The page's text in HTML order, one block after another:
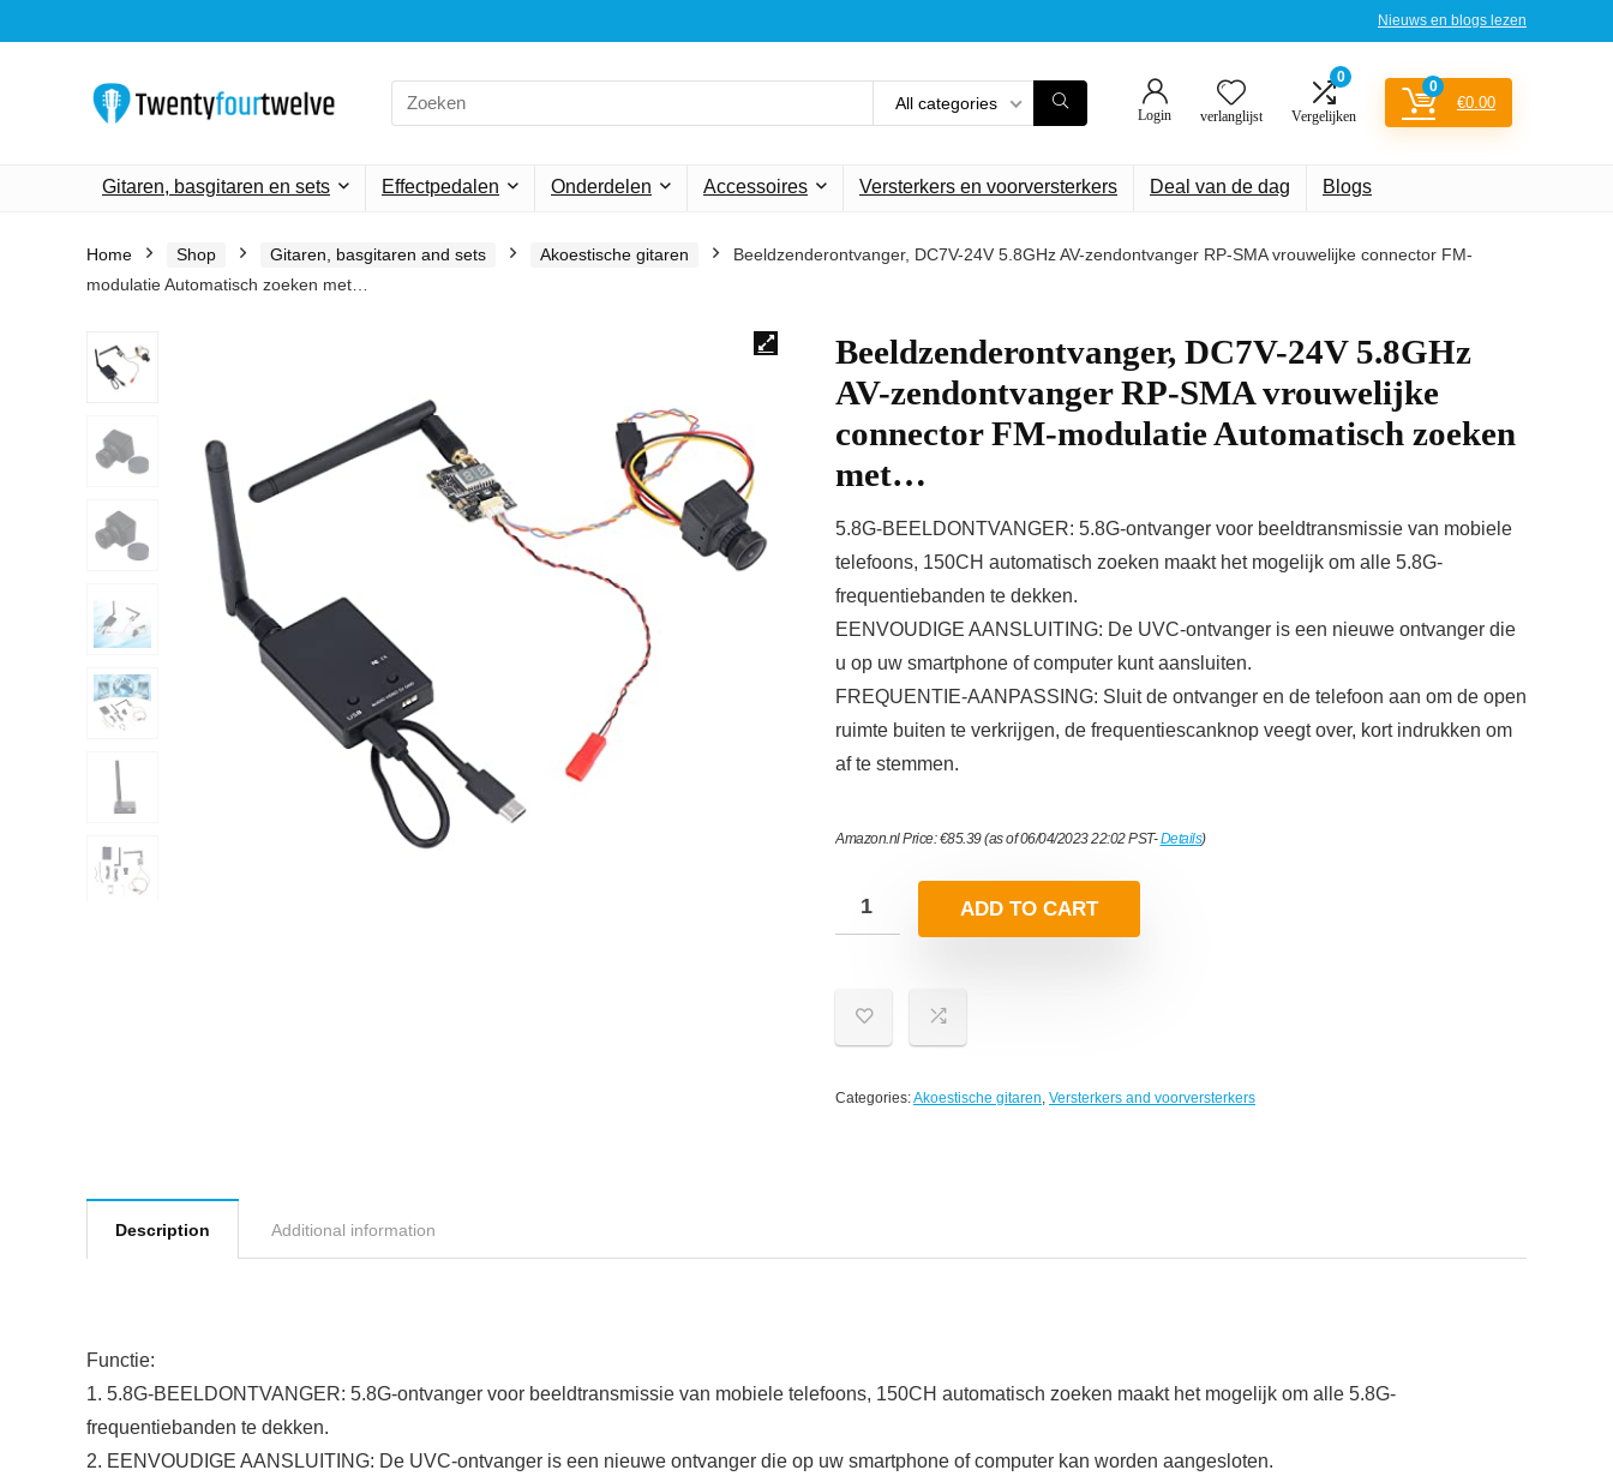
Nieuws en blogs lezen
Search
for:
All categories
Login verlanglijst
0
Vergelijken
0
€0.00
Gitaren, basgitaren en sets Effectpedalen Onderdelen Accessoires Versterkers en voorversterkers Deal van de dag Blogs
Home Shop Gitaren, basgitaren and sets Akoestische gitaren
Beeldzenderontvanger, DC7V-24V 5.8GHz AV-zendontvanger RP-SMA vrouwelijke connector FM-
modulatie Automatisch zoeken met…
Beeldzenderontvanger, DC7V-24V 5.8GHz
AV-zendontvanger RP-SMA vrouwelijke
connector FM-modulatie Automatisch zoeken
met…
5.8G-BEELDONTVANGER: 5.8G-ontvanger voor beeldtransmissie van mobiele
telefoons, 150CH automatisch zoeken maakt het mogelijk om alle 5.8G-
frequentiebanden te dekken.
EENVOUDIGE AANSLUITING: De UVC-ontvanger is een nieuwe ontvanger die
u op uw smartphone of computer kunt aansluiten.
FREQUENTIE-AANPASSING: Sluit de ontvanger en de telefoon aan om de open
ruimte buiten te verkrijgen, de frequentiescanknop veegt over, kort indrukken om
af te stemmen.
Amazon.nl Price:€85.39(as of 06/04/2023 22:02 PST-Details)
ADD TO CART
Categories:Akoestische gitaren Versterkers and voorversterkers
Description Additional information
Functie:
1. 5.8G-BEELDONTVANGER: 5.8G-ontvanger voor beeldtransmissie van mobiele telefoons, 150CH automatisch zoeken maakt het mogelijk om alle 5.8G-
frequentiebanden te dekken.
2. EENVOUDIGE AANSLUITING: De UVC-ontvanger is een nieuwe ontvanger die op uw smartphone of computer kan worden aangesloten.